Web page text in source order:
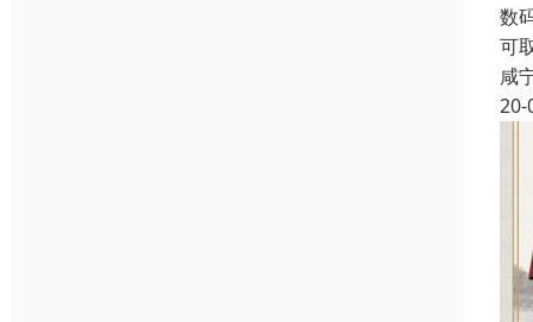
数
可
咸
20-